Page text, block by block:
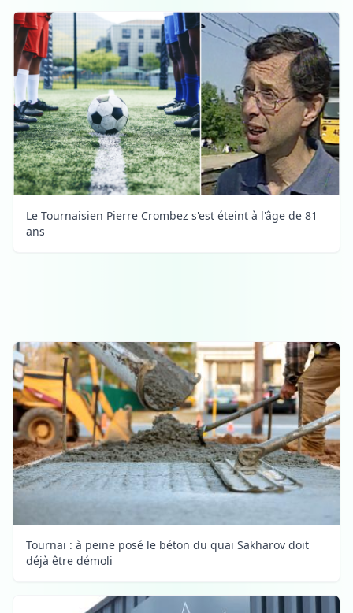
Le Tournaisien Pierre Crombez s'est éteint à l'âge de 81
ans
Tournai : à peine posé le béton du quai Sakharov doit
déjà être démoli